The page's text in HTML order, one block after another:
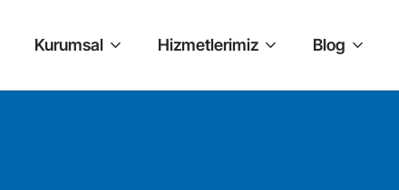
Kurumsal Hizmetlerimiz Blog